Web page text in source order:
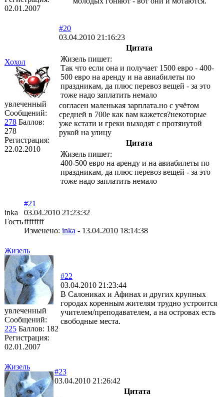
02.01.2007
Хохол
увлеченный
Сообщений:
278 Баллов:
278
Регистрация:
22.02.2010
#20
03.04.2010 21:16:23
Цитата
Жизель пишет:
Так что если она и получает 1500 евро - 400-
500 евро на аренду и на авиабилеты по
праздникам, да плюс перевоз вещей - за это
тоже надо заплатить немало
согласен маленькая зарплата.но с учётом
средней в 700е как вам кажется?некоторые
уже кстати и греки выходят с протянутой
рукой на улицу
Цитата
Жизель пишет:
400-500 евро на аренду и на авиабилеты по
праздникам, да плюс перевоз вещей - за это
тоже надо заплатить немало
inka
Гость
#21
03.04.2010 21:23:32
ffffffff
Изменено: inka - 13.04.2010 18:14:38
Жизель
увлеченный
Сообщений:
225 Баллов: 182
Регистрация:
02.01.2007
#22
03.04.2010 21:23:44
В Салониках и Афинах и других крупных
городах коренным жителям трудно устроится
учителем/преподавателем, а на островах есть
свободные места.
Жизель
#23
03.04.2010 21:26:42
Цитата